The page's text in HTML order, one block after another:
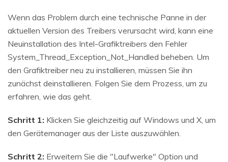
Wenn das Problem durch eine technische Panne in der
aktuellen Version des Treibers verursacht wird, kann eine
Neuinstallation des Intel-Grafiktreibers den Fehler
System_Thread_Exception_Not_Handled beheben. Um
den Grafiktreiber neu zu installieren, müssen Sie ihn
zunächst deinstallieren. Folgen Sie dem Prozess, um zu
erfahren, wie das geht.
Schritt 1: Klicken Sie gleichzeitig auf Windows und X, um
den Gerätemanager aus der Liste auszuwählen.
Schritt 2: Erweitern Sie die "Laufwerke" Option und